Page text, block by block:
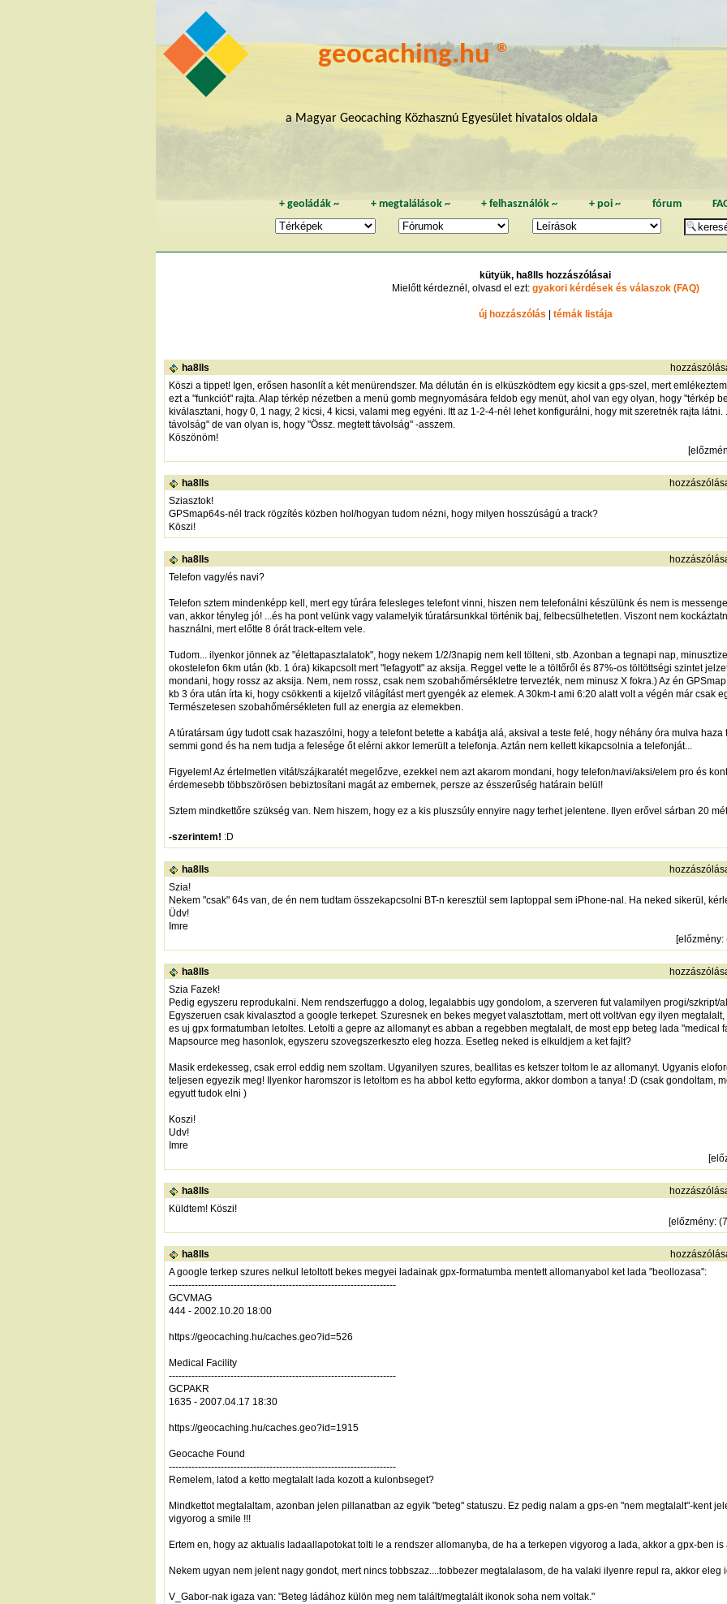
geocaching.hu ®
a Magyar Geocaching Közhasznú Egyesület hivatalos oldala
+geoládák ~ + megtalálások~ +felhasználók ~ + poi~ fórum
kütyük, ha8lls hozzászólásai
Mielőtt kérdeznél, olvasd el ezt: gyakori kérdések és válaszok (FAQ)
új hozzászólás témák listája
ha8lls
Köszi a tippet! Igen, erősen hasonlít a két menürendszer. Ma délután én is elküszködtem egy kicsit a gps-szel, mert
ezt a "funkciót" rajta. Alap térkép nézetben a menü gomb megnyomására feldob egy menüt, ahol van egy olyan, hogy "térkép
kiválasztani, hogy 0, 1 nagy, 2 kicsi, 4 kicsi, valami meg egyéni. Itt az 1-2-4-nél lehet konfigurálni, hogy mit szeretnék rajta
távolság" de van olyan is, hogy "Össz. megtett távolság" -asszem.
Köszönöm!
[
ha8lls
Sziasztok!
GPSmap64s-nél track rögzítés közben hol/hogyan tudom nézni, hogy milyen hosszúságú a track?
Köszi!
ha8lls
Telefon vagy/és navi?
Telefon sztem mindenképp kell, mert egy túrára felesleges telefont vinni, hiszen nem telefonálni készülünk és nem is
van, akkor tényleg jó! ...és ha pont velünk vagy valamelyik túratársunkkal történik baj, felbecsülhetetlen. Viszont nem
használni, mert előtte 8 órát track-eltem vele.
Tudom... ilyenkor jönnek az "élettapasztalatok", hogy nekem 1/2/3napig nem kell tölteni, stb. Azonban a tegnapi nap,
okostelefon 6km után (kb. 1 óra) kikapcsolt mert "lefagyott" az aksija. Reggel vette le a töltőről és 87%-os töltöttségi szintet
mondani, hogy rossz az aksija. Nem, nem rossz, csak nem szobahőmérsékletre tervezték, nem minusz X fokra.) Az én
kb 3 óra után írta ki, hogy csökkenti a kijelző világítást mert gyengék az elemek. A 30km-t ami 6:20 alatt volt a végén már csak
Természetesen szobahőmérsékleten full az energia az elemekben.
A túratársam úgy tudott csak hazaszólni, hogy a telefont betette a kabátja alá, aksival a teste felé, hogy néhány óra mulva
semmi gond és ha nem tudja a felesége őt elérni akkor lemerült a telefonja. Aztán nem kellett kikapcsolnia a telefonját...
Figyelem! Az értelmetlen vitát/szájkaratét megelőzve, ezekkel nem azt akarom mondani, hogy telefon/navi/aksi/elem pro és
érdemesebb többszörösen bebiztosítani magát az embernek, persze az ésszerűség határain belül!
Sztem mindkettőre szükség van. Nem hiszem, hogy ez a kis pluszsúly ennyire nagy terhet jelentene. Ilyen erővel sárban 20
-szerintem! :D
ha8lls
Szia!
Nekem "csak" 64s van, de én nem tudtam összekapcsolni BT-n keresztül sem laptoppal sem iPhone-nal. Ha neked sikerül,
Üdv!
Imre
[előzmény:
ha8lls
Szia Fazek!
Pedig egyszeru reprodukalni. Nem rendszerfuggo a dolog, legalabbis ugy gondolom, a szerveren fut valamilyen progi/szkript/
Egyszeruen csak kivalasztod a google terkepet. Szuresnek en bekes megyet valasztottam, mert ott volt/van egy ilyen
es uj gpx formatumban letoltes. Letolti a gepre az allomanyt es abban a regebben megtalalt, de most epp beteg lada "medical
Mapsource meg hasonlok, egyszeru szovegszerkeszto eleg hozza. Esetleg neked is elkuldjem a ket fajlt?
Masik erdekesseg, csak errol eddig nem szoltam. Ugyanilyen szures, beallitas es ketszer toltom le az allomanyt. Ugyanis
teljesen egyezik meg! Ilyenkor haromszor is letoltom es ha abbol ketto egyforma, akkor dombon a tanya! :D (csak gondoltam,
egyutt tudok elni )
Koszi!
Udv!
Imre
[
ha8lls
Küldtem! Köszi!
[előzmény:
ha8lls
A google terkep szures nelkul letoltott bekes megyei ladainak gpx-formatumba mentett allomanyabol ket lada "beollozasa":
----------------------------------------------------------------------
GCVMAG
444 - 2002.10.20 18:00
https://geocaching.hu/caches.geo?id=526
Medical Facility
----------------------------------------------------------------------
GCPAKR
1635 - 2007.04.17 18:30
https://geocaching.hu/caches.geo?id=1915
Geocache Found
----------------------------------------------------------------------
Remelem, latod a ketto megtalalt lada kozott a kulonbseget?
Mindkettot megtalaltam, azonban jelen pillanatban az egyik "beteg" statuszu. Ez pedig nalam a gps-en "nem megtalalt"-kent
vigyorog a smile !!!
Ertem en, hogy az aktualis ladaallapotokat tolti le a rendszer allomanyba, de ha a terkepen vigyorog a lada, akkor a gpx-ben is
Nekem ugyan nem jelent nagy gondot, mert nincs tobbszaz....tobbezer megtalalasom, de ha valaki ilyenre repul ra, akkor eleg
V_Gabor-nak igaza van: "Beteg ládához külön meg nem talált/megtalált ikonok soha nem voltak."